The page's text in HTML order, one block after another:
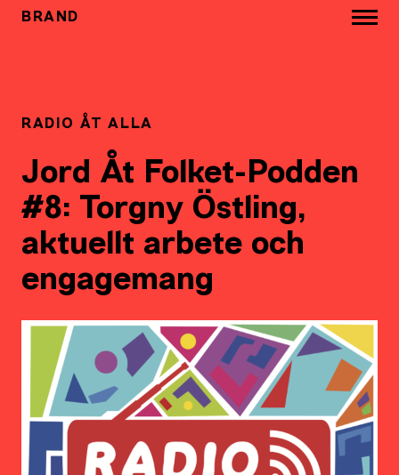
BRAND
RADIO ÅT ALLA
Jord Åt Folket-Podden
#8: Torgny Östling,
aktuellt arbete och
engagemang